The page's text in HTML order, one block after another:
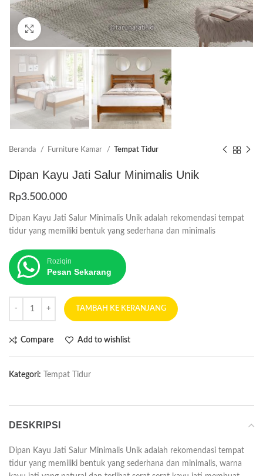
Click to enlarge
Beranda Furniture Kamar Tempat Tidur
Dipan Kayu Jati Salur Minimalis Unik
Rp3.500.000
Dipan Kayu Jati Salur Minimalis Unik adalah rekomendasi tempat
tidur yang memiliki bentuk yang sederhana dan minimalis
Roziqin
Pesan Sekarang
TAMBAH KE KERANJANG
Compare Add to wishlist
Kategori: Tempat Tidur
DESKRIPSI
Dipan Kayu Jati Salur Minimalis Unik adalah rekomendasi tempat
tidur yang memiliki bentuk yang sederhana dan minimalis, warna